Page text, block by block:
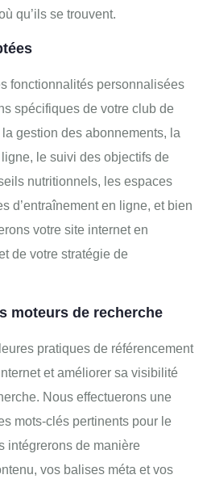
qu’ils se trouvent.
fonctionnalités personnalisées
spécifiques de votre club de
gestion des abonnements, la
le suivi des objectifs de
nutritionnels, les espaces
d’entraînement en ligne, et bien
votre site internet en
de votre stratégie de
moteurs de recherche
pratiques de référencement
et améliorer sa visibilité
Nous effectuerons une
mots-clés pertinents pour le
intégrerons de manière
vos balises méta et vos